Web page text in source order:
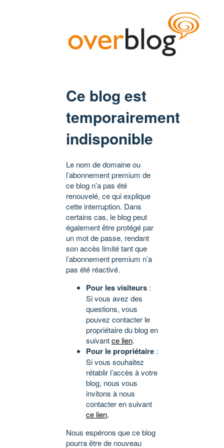
Ce blog est
temporairement
indisponible
Le nom de domaine ou
l’abonnement premium de
ce blog n’a pas été
renouvelé, ce qui explique
cette interruption. Dans
certains cas, le blog peut
également être protégé par
un mot de passe, rendant
son accès limité tant que
l’abonnement premium n’a
pas été réactivé.
Pour les visiteurs :
Si vous avez des
questions, vous
pouvez contacter le
propriétaire du blog en
suivantce lien.
Pour le propriétaire :
Si vous souhaitez
rétablir l’accès à votre
blog, nous vous
invitons à nous
contacter en suivant
ce lien.
Nous espérons que ce blog
pourra être de nouveau